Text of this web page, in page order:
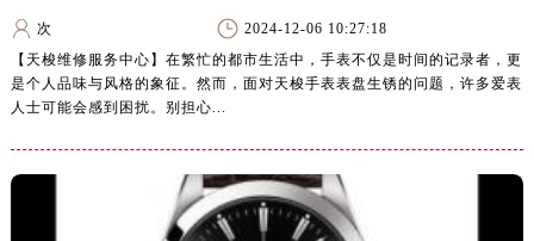
次
2024-12-06 10:27:18
【天梭维修服务中心】在繁忙的都市生活中，手表不仅是时间的记录者，更
是个人品味与风格的象征。然而，面对天梭手表表盘生锈的问题，许多爱表
人士可能会感到困扰。别担心...